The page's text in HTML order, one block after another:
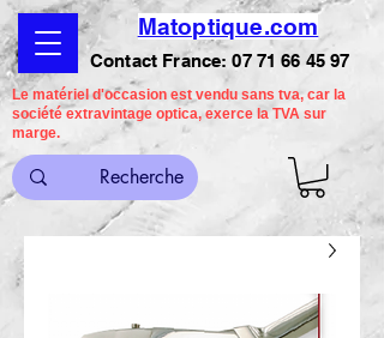
Matoptique.com
Contact France:07 71 66 45 97
Le matériel d'occasion est vendu sans tva, car la
société extravintage optica, exerce la TVA sur
marge.